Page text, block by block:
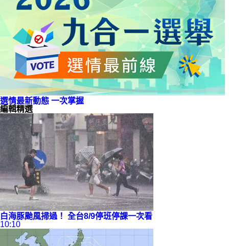
選情最新動態 一次掌握
編輯精選
白海豚颱風掃過！ 全台8/9停班停課一次看
10:10